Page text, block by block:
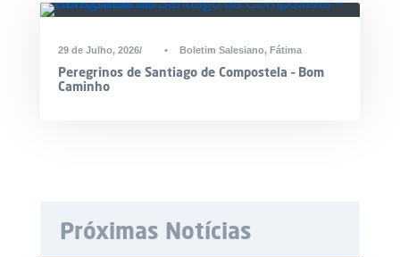
29 de Julho, 2026
• Boletim Salesiano, Fátima
Peregrinos de Santiago de Compostela – Bom
Caminho
Próximas Notícias